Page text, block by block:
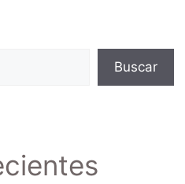
Buscar